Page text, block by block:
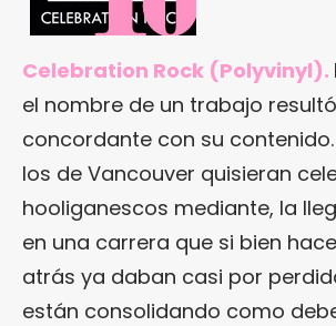
Celebration Rock (Polyvinyl).
el nombre de un trabajo
concordante con su
los de Vancouver quisieran
hooliganescos mediante, la
en una carrera que si bien
atrás ya daban casi por
están consolidando como